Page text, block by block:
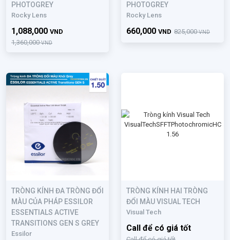
PHOTOGREY
Rocky Lens
1,360,000VND
1,088,000 VND
PHOTOGREY
Rocky Lens
825,000VND
660,000 VND
TRÒNG KÍNH ĐA TRÒNG ĐỔI
MÀU CỦA PHÁP ESSILOR
ESSENTIALS ACTIVE
TRANSITIONS GEN S GREY
Essilor
TRÒNG KÍNH HAI TRÒNG
ĐỔI MÀU VISUAL TECH
Visual Tech
Call để có giá tốt